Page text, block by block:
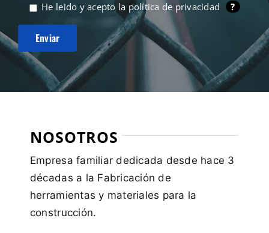
He leido y acepto la política de privacidad ?
NOSOTROS
Empresa familiar dedicada desde hace 3
décadas a la Fabricación de
herramientas y materiales para la
construcción.